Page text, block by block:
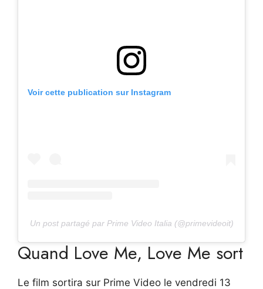
Voir cette publication sur Instagram
Un post partagé par Prime Video Italia (@primevideoit)
Quand Love Me, Love Me sort
Le film sortira sur Prime Video le vendredi 13